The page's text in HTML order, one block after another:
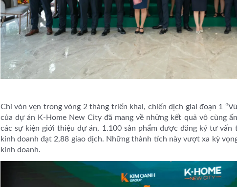
Chỉ vỏn vẹn trong vòng 2 tháng triển khai, chiến dịch giai đoạn 1
của dự án K-Home New City đã mang về những kết quả vô cùng
các sự kiện giới thiệu dự án, 1.100 sản phẩm được đăng ký tư vấn
kinh doanh đạt 2,88 giao dịch. Những thành tích này vượt xa kỳ
kinh doanh.